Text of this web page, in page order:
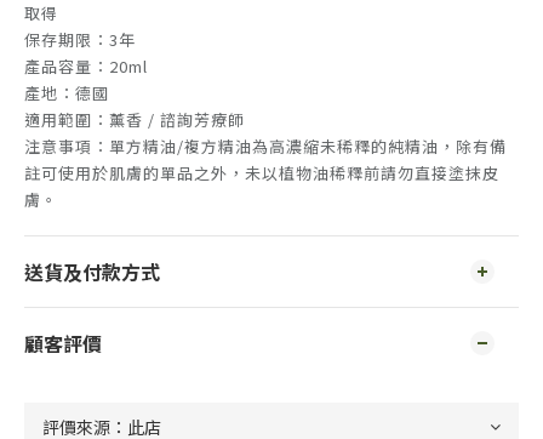
取得
保存期限：3年
產品容量：20ml
產地：德國
適用範圍：薰香 / 諮詢芳療師
注意事項：單方精油/複方精油為高濃縮未稀釋的純精油，除有備
註可使用於肌膚的單品之外，未以植物油稀釋前請勿直接塗抹皮
膚。
送貨及付款方式
顧客評價